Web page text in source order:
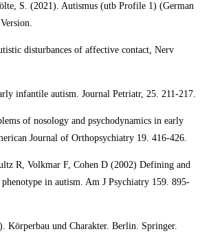
S. (2021). Autismus (utb Profile 1) (German
disturbances of affective contact, Nerv
infantile autism. Journal Petriatr, 25. 211-217.
of nosology and psychodynamics in early
Journal of Orthopsychiatry 19. 416-426.
R, Volkmar F, Cohen D (2002) Defining and
in autism. Am J Psychiatry 159. 895-
Körperbau und Charakter. Berlin. Springer.